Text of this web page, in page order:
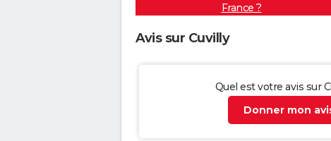
France ?
Avis sur Cuvilly
Quel est votre avis sur
Donner mon